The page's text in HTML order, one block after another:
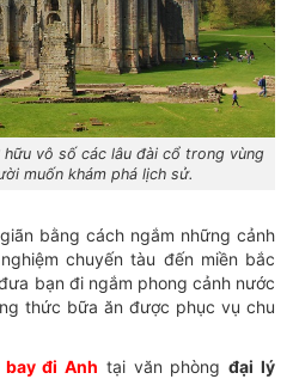
vô số các lâu đài cổ trong vùng
muốn khám phá lịch sử.
bằng cách ngắm những cảnh
chuyến tàu đến miền bắc
bạn đi ngắm phong cảnh nước
thức bữa ăn được phục vụ chu
bay đi Anh tại văn phòngđại lý